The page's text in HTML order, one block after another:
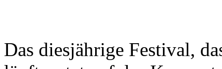
Das diesjährige Festival,